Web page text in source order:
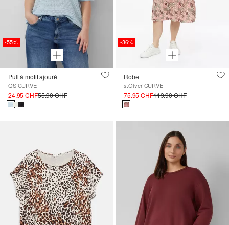
-55%
Pull à motif ajouré
QS CURVE
24.95 CHF55.90 CHF
-36%
Robe
s.Oliver CURVE
75.95 CHF119.90 CHF